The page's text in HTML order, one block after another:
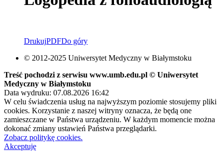
DrukujPDFDo góry
© 2012-2025 Uniwersytet Medyczny w Białymstoku
Treść pochodzi z serwisu www.umb.edu.pl © Uniwersytet
Medyczny w Białymstoku
Data wydruku: 07.08.2026 16:42
W celu świadczenia usług na najwyższym poziomie stosujemy pliki
cookies. Korzystanie z naszej witryny oznacza, że będą one
zamieszczane w Państwa urządzeniu. W każdym momencie można
dokonać zmiany ustawień Państwa przeglądarki.
Zobacz politykę cookies.
Akceptuję